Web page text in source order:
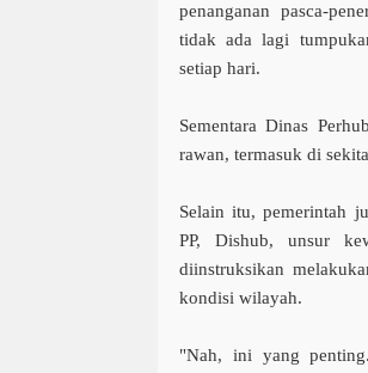
penanganan pasca-
tidak ada lagi
setiap hari.
Sementara Dinas
rawan, termasuk di
Selain itu, pemerintah
PP, Dishub, unsur
diinstruksikan
kondisi wilayah.
"Nah, ini yang